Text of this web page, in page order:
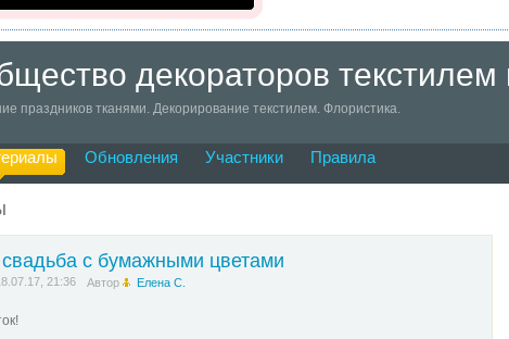
декораторов
праздников тканями. Декорирование текстилем. Флористика.
Обновления Участники Правила
с бумажными цветами
21:36 Автор Елена С.